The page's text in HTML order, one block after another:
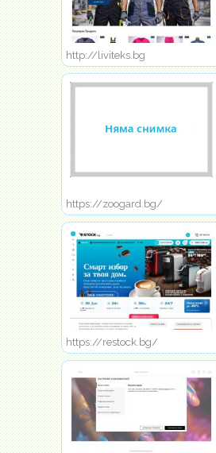
http://liviteks.bg
https://zoogard.bg/
https://restock.bg/